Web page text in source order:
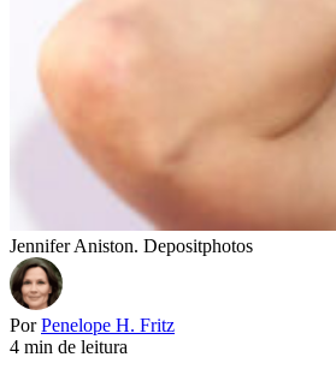
Jennifer Aniston. Depositphotos
Por Penelope H. Fritz
4 min de leitura